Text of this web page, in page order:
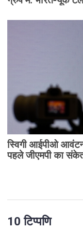
स्विगी आईपीओ आवंटन
पहले जीएमपी का
10 टिप्पणि